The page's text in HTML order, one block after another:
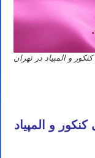
و المپیاد در تهران
و المپیاد